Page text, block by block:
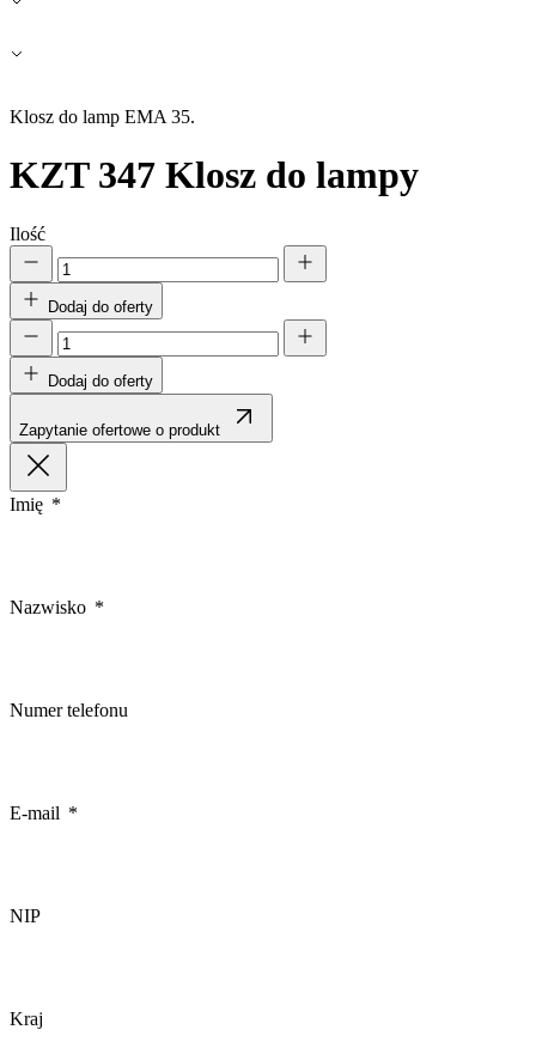
Klosz do lamp EMA 35.
KZT 347 Klosz do lampy
Ilość
Dodaj do oferty
Dodaj do oferty
Zapytanie ofertowe o produkt
Imię
Nazwisko
Numer telefonu
E-mail
NIP
Kraj